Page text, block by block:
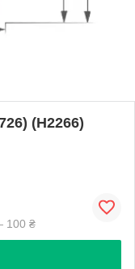
(H2266)
100 ₴